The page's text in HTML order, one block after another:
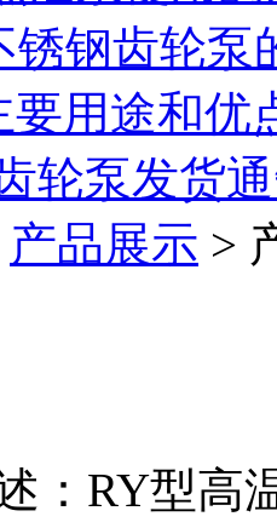
锈钢齿轮泵
要用途和优
轮泵发货
产品展示 >
：RY型高